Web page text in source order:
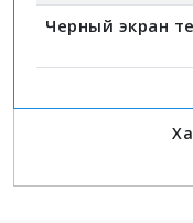
Черный экран